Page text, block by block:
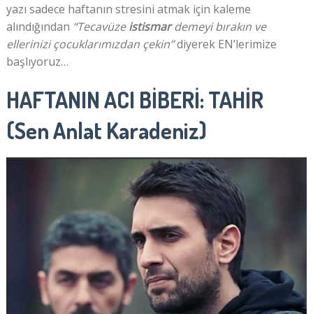
yazı sadece haftanın stresini atmak için kaleme
alındığından “Tecavüzeistismardemeyi bırakın ve
ellerinizi çocuklarımızdan çekin’’diyerek EN’lerimize
başlıyoruz…
HAFTANIN ACI BİBERİ: TAHİR
(Sen Anlat Karadeniz)